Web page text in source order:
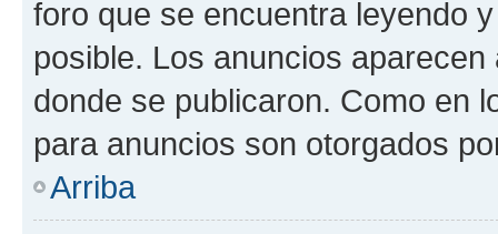
foro que se encuentra leyendo
posible. Los anuncios
donde se publicaron. Como en
para anuncios son otorgados
Arriba